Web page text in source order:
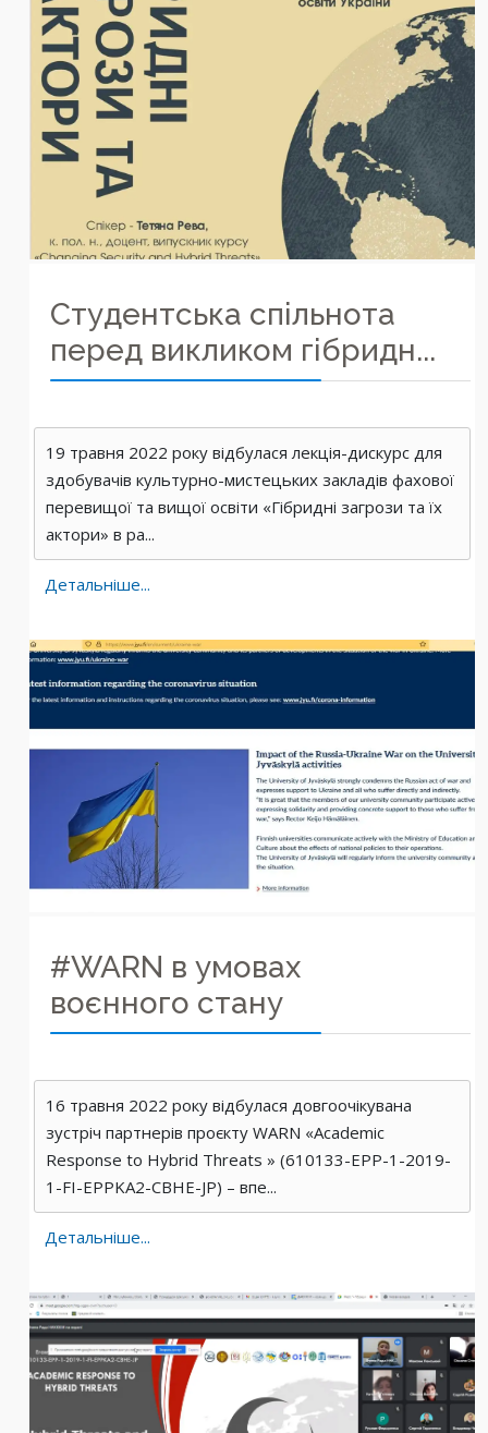
Студентська спільнота
перед викликом гібридн...
19 травня 2022 року відбулася лекція-дискурс для
здобувачів культурно-мистецьких закладів фахової
перевищої та вищої освіти «Гібридні загрози та їх
актори» в ра...
Детальніше...
#WARN в умовах
воєнного стану
16 травня 2022 року відбулася довгоочікувана
зустріч партнерів проєкту WARN «Academic
Response to Hybrid Threats » (610133-EPP-1-2019-
1-FI-EPPKA2-CBHE-JP) – впе...
Детальніше...